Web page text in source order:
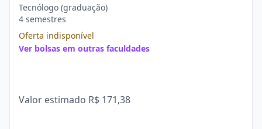
Tecnólogo (graduação)
4 semestres
Oferta indisponível
Ver bolsas em outras faculdades
Valor estimado R$ 171,38